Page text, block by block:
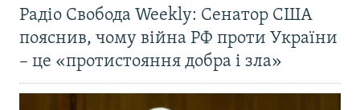
Радіо Свобода Weekly: Сенатор США
пояснив, чому війна РФ проти України
– це «протистояння добра і зла»